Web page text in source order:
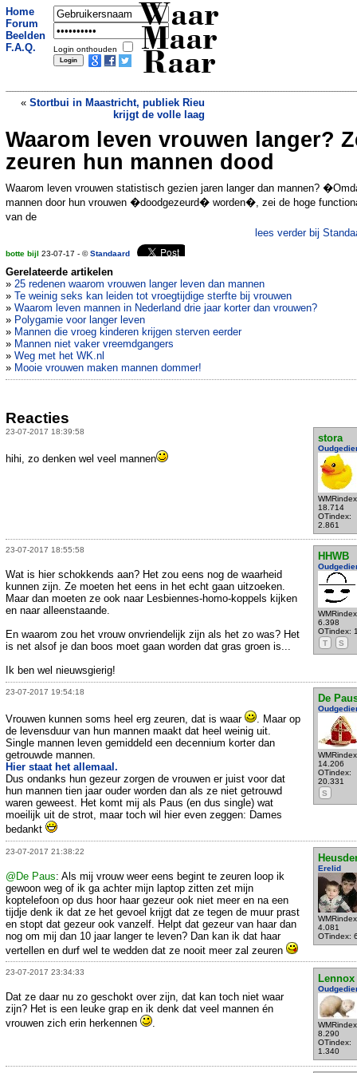
Home
Forum
Beelden
F.A.Q.
Login onthouden
Waar
Maar
Raar
« Stortbui in Maastricht, publiek Rieu
krijgt de volle laag
Snor opgegraven Dali na 28 jaar nog
steeds op 10 over 10»
Waarom leven vrouwen langer?
zeuren hun mannen dood
Waarom leven vrouwen statistisch gezien jaren langer dan mannen?
mannen door hun vrouwen �doodgezeurd� worden�, zei de hoge
van de
lees verder bij
botte bijl 23-07-17 - ©Standaard
Gerelateerde artikelen
» 25 redenen waarom vrouwen langer leven dan mannen
» Te weinig seks kan leiden tot vroegtijdige sterfte bij vrouwen
» Waarom leven mannen in Nederland drie jaar korter dan vrouwen?
» Polygamie voor langer leven
» Mannen die vroeg kinderen krijgen sterven eerder
» Mannen niet vaker vreemdgangers
» Weg met het WK.nl
» Mooie vrouwen maken mannen dommer!
Reacties
23-07-2017 18:39:58
stora
18.714
OTindex:
2.861
hihi, zo denken wel veel mannen
23-07-2017 18:55:58
HHWB
6.398
OTindex:
T
S
Wat is hier schokkends aan? Het zou eens nog de waarheid
kunnen zijn. Ze moeten het eens in het echt gaan uitzoeken.
Maar dan moeten ze ook naar Lesbiennes-homo-koppels kijken
en naar alleenstaande.
En waarom zou het vrouw onvriendelijk zijn als het zo was? Het
is net alsof je dan boos moet gaan worden dat gras groen is...
Ik ben wel nieuwsgierig!
23-07-2017 19:54:18
De
14.206
OTindex:
20.331
S
Vrouwen kunnen soms heel erg zeuren, dat is waar
. Maar op
de levensduur van hun mannen maakt dat heel weinig uit.
Single mannen leven gemiddeld een decennium korter dan
getrouwde mannen.
Hier staat het allemaal.
Dus ondanks hun gezeur zorgen de vrouwen er juist voor dat
hun mannen tien jaar ouder worden dan als ze niet getrouwd
waren geweest. Het komt mij als Paus (en dus single) wat
moeilijk uit de strot, maar toch wil hier even zeggen: Dames
bedankt
23-07-2017 21:38:22
Erelid
4.081
OTindex:
@De Paus: Als mij vrouw weer eens begint te zeuren loop ik
gewoon weg of ik ga achter mijn laptop zitten zet mijn
koptelefoon op dus hoor haar gezeur ook niet meer en na een
tijdje denk ik dat ze het gevoel krijgt dat ze tegen de muur prast
en stopt dat gezeur ook vanzelf. Helpt dat gezeur van haar dan
nog om mij dan 10 jaar langer te leven? Dan kan ik dat haar
vertellen en durf wel te wedden dat ze nooit meer zal zeuren
23-07-2017 23:34:33
Lennox
8.290
OTindex:
1.340
Dat ze daar nu zo geschokt over zijn, dat kan toch niet waar
zijn? Het is een leuke grap en ik denk dat veel mannen én
vrouwen zich erin herkennen